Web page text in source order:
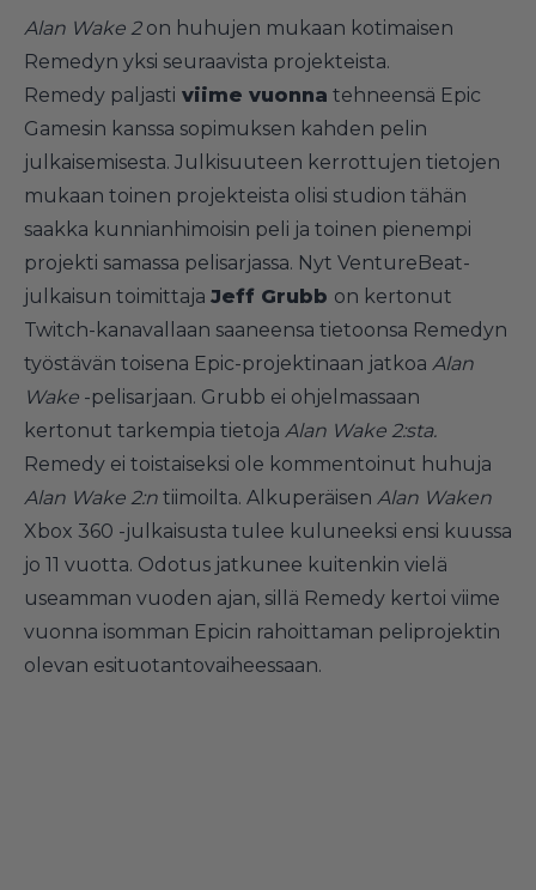
Alan Wake 2 on huhujen mukaan kotimaisen
Remedyn yksi seuraavista projekteista.
Remedy paljasti viime vuonna tehneensä Epic
Gamesin kanssa sopimuksen kahden pelin
julkaisemisesta. Julkisuuteen kerrottujen tietojen
mukaan toinen projekteista olisi studion tähän
saakka kunnianhimoisin peli ja toinen pienempi
projekti samassa pelisarjassa. Nyt VentureBeat-
julkaisun toimittaja Jeff Grubb on kertonut
Twitch-kanavallaan saaneensa tietoonsa Remedyn
työstävän toisena Epic-projektinaan jatkoa Alan
Wake -pelisarjaan. Grubb ei ohjelmassaan
kertonut tarkempia tietoja Alan Wake 2:sta.
Remedy ei toistaiseksi ole kommentoinut huhuja
Alan Wake 2:n tiimoilta. Alkuperäisen Alan Waken
Xbox 360 -julkaisusta tulee kuluneeksi ensi kuussa
jo 11 vuotta. Odotus jatkunee kuitenkin vielä
useamman vuoden ajan, sillä Remedy kertoi viime
vuonna isomman Epicin rahoittaman peliprojektin
olevan esituotantovaiheessaan.